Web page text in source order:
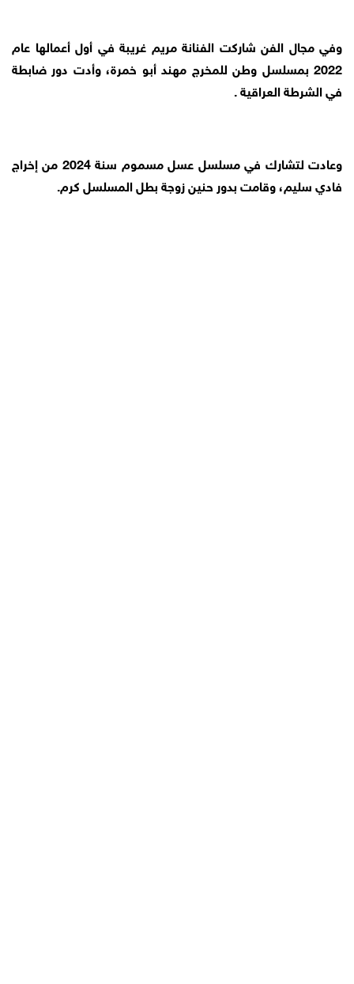
وفي مجال الفن شاركت الفنانة مريم غريبة في أول أعمالها عام
2022 بمسلسل وطن للمخرج مهند أبو خمرة، وأدت دور ضابطة
في الشرطة العراقية .
وعادت لتشارك في مسلسل عسل مسموم سنة 2024 من إخراج
فادي سليم، وقامت بدور حنين زوجة بطل المسلسل كرم.